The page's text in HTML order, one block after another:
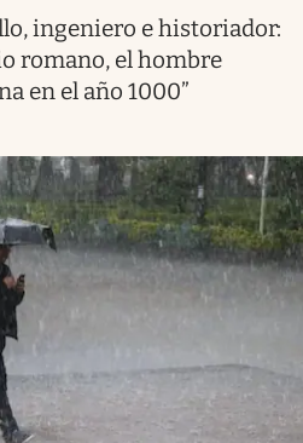
ingeniero e historiador:
romano, el hombre
en el año 1000”